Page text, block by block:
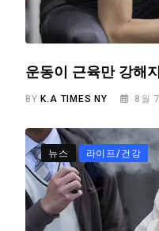
운동이 근육만 강해
BY K.A TIMES NY 8월
뉴스 라이프/건강